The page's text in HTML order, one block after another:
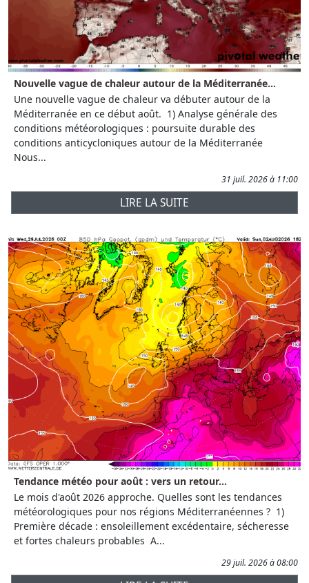
Nouvelle vague de chaleur autour de la Méditerranée...
Une nouvelle vague de chaleur va débuter autour de la
Méditerranée en ce début août. 1) Analyse générale des
conditions météorologiques : poursuite durable des
conditions anticycloniques autour de la Méditerranée
Nous...
31 juil. 2026 à 11:00
LIRE LA SUITE
Tendance météo pour août : vers un retour...
Le mois d'août 2026 approche. Quelles sont les tendances
météorologiques pour nos régions Méditerranéennes ? 1)
Première décade : ensoleillement excédentaire, sécheresse
et fortes chaleurs probables A...
29 juil. 2026 à 08:00